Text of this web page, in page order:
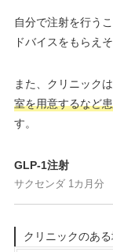
自分で注射を行う
ドバイスをもらえ
また、クリニック
室を用意するなど
す。
GLP-1注射
サクセンダ 1カ月分
クリニックのあ